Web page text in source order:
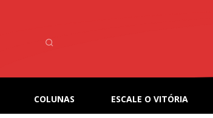
COLUNAS ESCALE O VITÓRIA